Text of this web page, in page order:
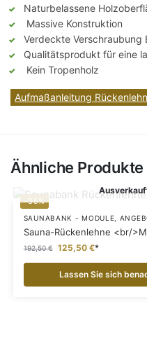
Naturbelassene
Massive Konstruktion
Verdeckte Verschraubung
Qualitätsprodukt für eine
Kein Tropenholz
Aufmaßanleitung
Ähnliche Produkte
-35%
SAUNABANK - MODULE
Sauna-Rückenlehne <br/
192,50€ 125,50 €
Lassen Sie sich